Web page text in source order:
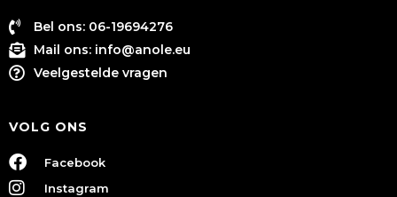
Bel ons: 06-19694276
Mail ons: info@anole.eu
Veelgestelde vragen
VOLG ONS
Facebook
Instagram